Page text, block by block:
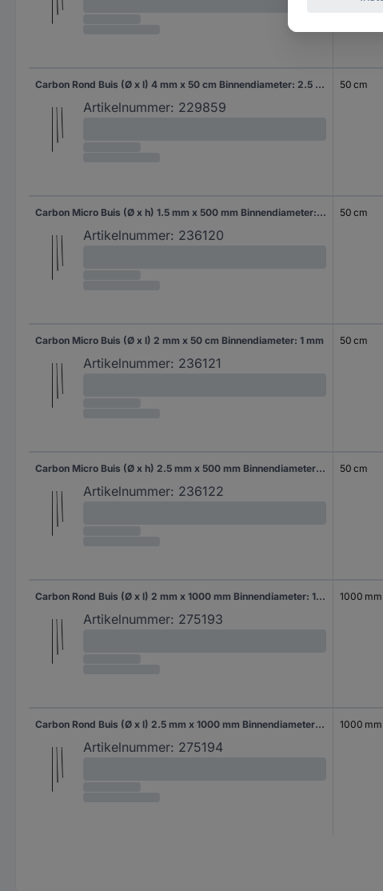
Carbon Rond Buis (Ø x l) 4 mm x 50 cm Binnendiameter: 2.5 mm
Artikelnummer: 229859
50 cm
Carbon Micro Buis (Ø x h) 1.5 mm x 500 mm Binnendiameter: 0.7 mm
Artikelnummer: 236120
50 cm
Carbon Micro Buis (Ø x l) 2 mm x 50 cm Binnendiameter: 1 mm
Artikelnummer: 236121
50 cm
Carbon Micro Buis (Ø x h) 2.5 mm x 500 mm Binnendiameter: 1.5 mm
Artikelnummer: 236122
50 cm
Carbon Rond Buis (Ø x l) 2 mm x 1000 mm Binnendiameter: 1 mm
Artikelnummer: 275193
1000 mm
Carbon Rond Buis (Ø x l) 2.5 mm x 1000 mm Binnendiameter: 1.5 mm
Artikelnummer: 275194
1000 mm